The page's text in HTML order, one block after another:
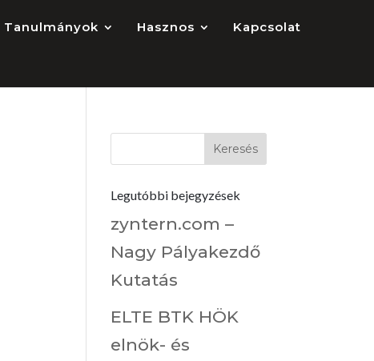
Tanulmányok Hasznos Kapcsolat
Legutóbbi bejegyzések
zyntern.com –
Nagy Pályakezdő
Kutatás
ELTE BTK HÖK
elnök- és